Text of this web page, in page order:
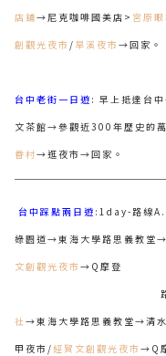
店鋪→尼克咖啡國美店> 宮原
創觀光夜市 / 旱溪夜市 →回家。
台中老街一日遊 : 早上抵達台
文茶館→參觀近300年歷史的
眷村→逛夜市→回家。
台中踩點兩日遊 :1day-路線
綠園道→東海大學路思義教堂
文創觀光夜市 →Q摩登
路線B. 早上
社→東海大學路思義教堂→清
甲夜市/ 經貿文創觀光夜市 →Q